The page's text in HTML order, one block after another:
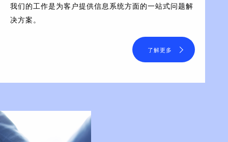
我们的工作是为客户提供信息系统方面的一站式问题解
决方案。
了解更多